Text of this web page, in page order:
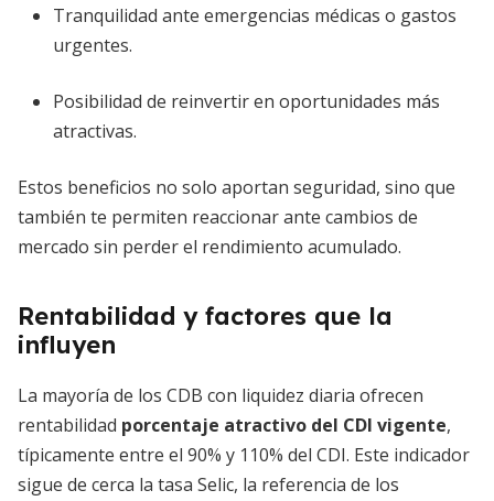
Tranquilidad ante emergencias médicas o gastos
urgentes.
Posibilidad de reinvertir en oportunidades más
atractivas.
Estos beneficios no solo aportan seguridad, sino que
también te permiten reaccionar ante cambios de
mercado sin perder el rendimiento acumulado.
Rentabilidad y factores que la
influyen
La mayoría de los CDB con liquidez diaria ofrecen
rentabilidad porcentaje atractivo del CDI vigente,
típicamente entre el 90% y 110% del CDI. Este indicador
sigue de cerca la tasa Selic, la referencia de los